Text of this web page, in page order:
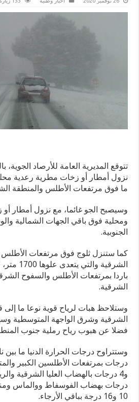
تتوقع المديرية العامة للأرصاد الجوية،
نزول أمطار أو زخات مطرية رعدية
ما فوق مرتفعات الأطلس والمنطقة
وسيصبح الجو غائما، مع نزول أمطار
ومحلية فوق باقي الجهات الشمالية
الجنوبية.
كما ستنزل ثلوج فوق مرتفعات الأطلس
الشرقية
باردا بمرتفعات الأطلس والسفوح
الشرقية.
وستلاحظ هبات لرياح قوية نوعا ما إلى
الشرقية وشرق الواجهة المتوسطية
فضلا عن هبوب رياح رملية جنوب
درجات بهضاب الفوسفاط ووالماس
10 و16 درجة بباقي الأرجاء.